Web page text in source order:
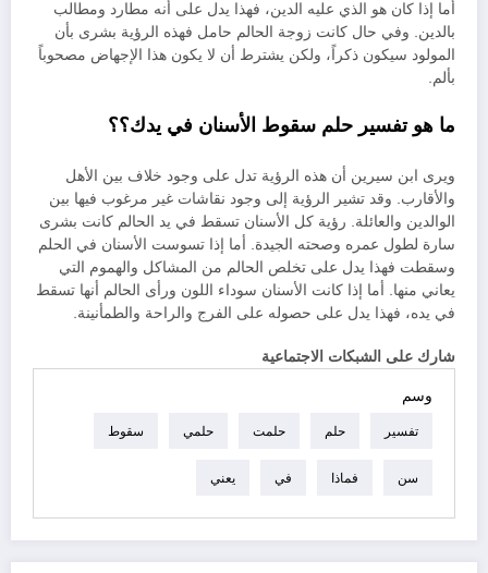
أما إذا كان هو الذي عليه الدين، فهذا يدل على أنه مطارد ومطالب
بالدين. وفي حال كانت زوجة الحالم حامل فهذه الرؤية بشرى بأن
المولود سيكون ذكراً، ولكن يشترط أن لا يكون هذا الإجهاض مصحوباً
بألم.
ما هو تفسير حلم سقوط الأسنان في يدك؟؟
ويرى ابن سيرين أن هذه الرؤية تدل على وجود خلاف بين الأهل
والأقارب. وقد تشير الرؤية إلى وجود نقاشات غير مرغوب فيها بين
الوالدين والعائلة. رؤية كل الأسنان تسقط في يد الحالم كانت بشرى
سارة لطول عمره وصحته الجيدة. أما إذا تسوست الأسنان في الحلم
وسقطت فهذا يدل على تخلص الحالم من المشاكل والهموم التي
يعاني منها. أما إذا كانت الأسنان سوداء اللون ورأى الحالم أنها تسقط
في يده، فهذا يدل على حصوله على الفرج والراحة والطمأنينة.
شارك على الشبكات الاجتماعية
وسم
تفسير حلم حلمت حلمي سقوط
سن فماذا في يعني